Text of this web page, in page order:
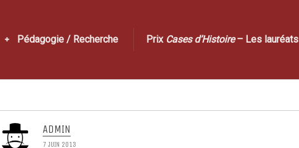
Pédagogie / Recherche Prix Cases d’Histoire– Les lauréats
ADMIN
7 JUIN 2013